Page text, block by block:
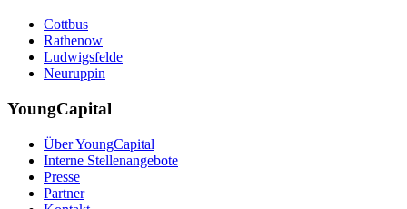
Cottbus
Rathenow
Ludwigsfelde
Neuruppin
YoungCapital
Über YoungCapital
Interne Stellenangebote
Presse
Partner